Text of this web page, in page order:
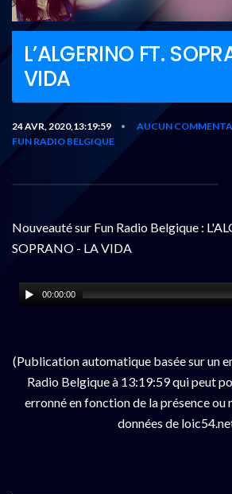
L’ALGERINO FT.
VIDA
24 AVR, 2020,13:19:59 • AUCUN
FUN RADIO BELGIQUE
Nouveauté sur Fun Radio Belgique :
SOPRANO - LA VIDA
00:00:00
(Publication automatique basée sur un
Radio Belgique à 13:19:59 qui peut
erronné en fonction de la présence ou
données de